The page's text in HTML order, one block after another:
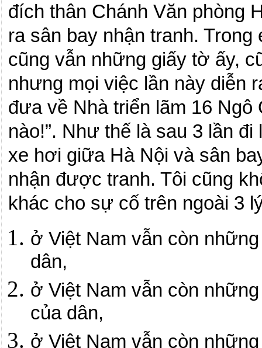
đích thân Chánh Văn phòng
ra sân bay nhận tranh. Trong
cũng vẫn những giấy tờ ấy,
nhưng mọi việc lần này diễn
đưa về Nhà triển lãm 16 Ngô
nào!”. Như thế là sau 3 lần
xe hơi giữa Hà Nội và sân
nhận được tranh. Tôi cũng
khác cho sự cố trên ngoài 3
ở Việt Nam vẫn còn
dân,
ở Việt Nam vẫn còn
của dân,
ở Việt Nam vẫn còn